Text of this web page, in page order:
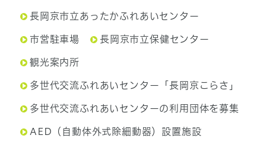
長岡京市立あったかふれあいセンター
市営駐車場 長岡京市立保健センター
観光案内所
多世代交流ふれあいセンター「長岡京こらさ」
多世代交流ふれあいセンターの利用団体を募集
AED（自動体外式除細動器）設置施設